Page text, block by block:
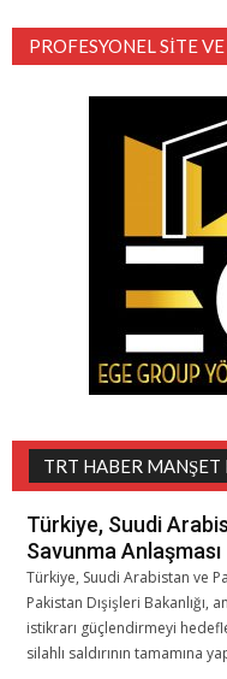
PROFESYONEL SITE
TRT HABER MANŞET
Türkiye, Suudi
Savunma Anlaşması
Türkiye, Suudi Arabistan ve
Pakistan Dışişleri Bakanlığı,
istikrarı güçlendirmeyi
silahlı saldırının tamamına